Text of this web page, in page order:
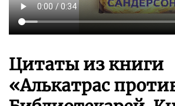
Цитаты из книги
«Алькатрас